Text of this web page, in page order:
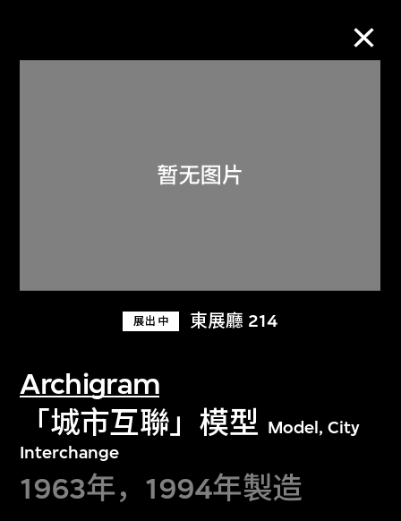
展出中 東展廳 214
Archigram
「城市互聯」模型 Model, City
Interchange
1963年，1994年製造
关于M+藏品
探索世界顶级的二十及二十一世纪视觉